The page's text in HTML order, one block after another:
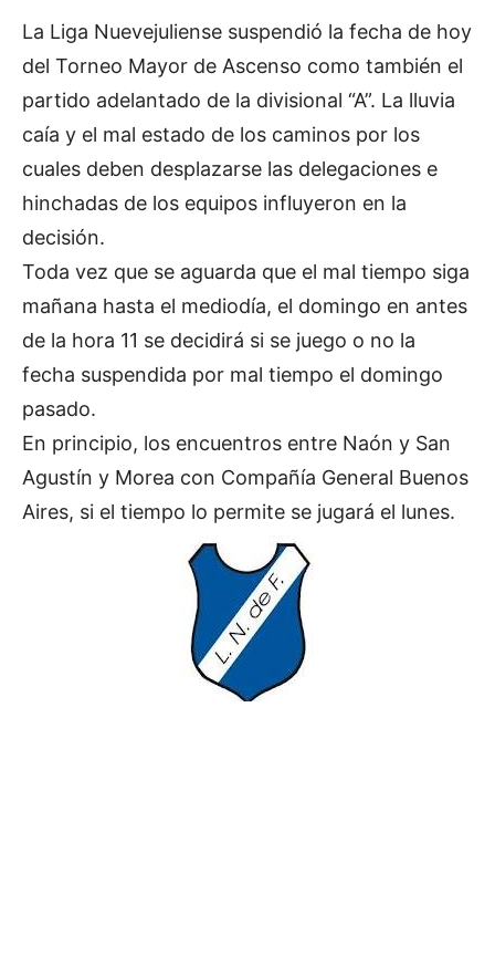
La Liga Nuevejuliense suspendió la fecha de hoy
del Torneo Mayor de Ascenso como también el
partido adelantado de la divisional “A”. La lluvia
caía y el mal estado de los caminos por los
cuales deben desplazarse las delegaciones e
hinchadas de los equipos influyeron en la
decisión.
Toda vez que se aguarda que el mal tiempo siga
mañana hasta el mediodía, el domingo en antes
de la hora 11 se decidirá si se juego o no la
fecha suspendida por mal tiempo el domingo
pasado.
En principio, los encuentros entre Naón y San
Agustín y Morea con Compañía General Buenos
Aires, si el tiempo lo permite se jugará el lunes.